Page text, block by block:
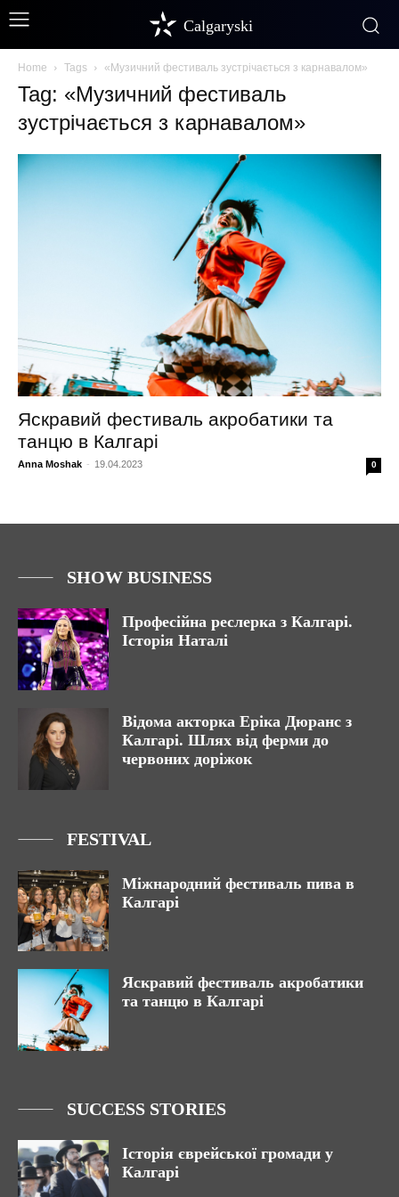
Calgaryski
Home Tags «Музичний фестиваль зустрічається з карнавалом»
Tag: «Музичний фестиваль
зустрічається з карнавалом»
Яскравий фестиваль акробатики та
танцю в Калгарі
Anna Moshak - 19.04.2023 0
SHOW BUSINESS
Професійна реслерка з Калгарі.
Історія Наталі
Відома акторка Еріка Дюранс з
Калгарі. Шлях від ферми до
червоних доріжок
FESTIVAL
Міжнародний фестиваль пива в
Калгарі
Яскравий фестиваль акробатики
та танцю в Калгарі
SUCCESS STORIES
Історія єврейської громади у
Калгарі